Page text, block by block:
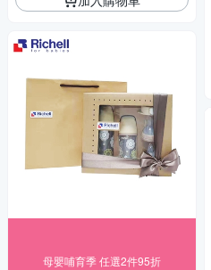
母嬰哺育季 任選2件95折